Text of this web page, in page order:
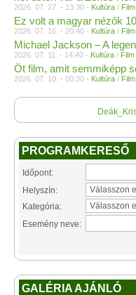
2026. 07. 27. - 13:30 - Kultúra / Film
Ez volt a magyar nézők
2026. 07. 16. - 20:40 - Kultúra / Film
Michael Jackson – A
2026. 07. 11. - 14:40 - Kultúra / Film
Öt film, amit semmiképp
2026. 07. 10. - 00:30 - Kultúra / Film
PROGRAMKERESŐ
Időpont:
Helyszín:
Kategória:
Esemény neve:
GALÉRIA AJÁNLÓ